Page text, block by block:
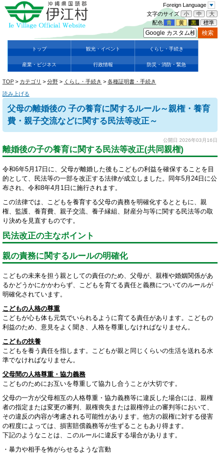
Foreign Language
文字のサイズ
小 中
大
配色 青 黄 黒 標準
トップ 観光・イベント くらし・手続き
産業・ビジネス 行政情報 防災・消防・緊急
TOP > カテゴリ > 分野 > くらし・手続き > 各種証明書・手続き
読み上げる
父母の離婚後の 子の養育に関するルール～親権・養育
費・親子交流などに関する民法等改正～
公開日 2026年03月16日
離婚後の子の養育に関する民法等改正(共同親権)
令和6年5月17日に、父母が離婚した後もこどもの利益を確保することを目
的として、民法等の一部を改正する法律が成立しました。同年5月24日に公
布され、令和8年4月1日に施行されます。
この法律では、こどもを養育する父母の責務を明確化するとともに、親
権、監護、養育費、親子交流、養子縁組、財産分与等に関する民法等の取
り決めを見直すものです。
民法改正の主なポイント
親の責務に関するルールの明確化
こどもの未来を担う親としての責任のため、父母が、親権や婚姻関係があ
るかどうかにかかわらず、こどもを育てる責任と義務についてのルールが
明確化されています。
こどもの人格の尊重
こどもが心も体も元気でいられるように育てる責任があります。こどもの
利益のため、意見をよく聞き、人格を尊重しなければなりません。
こどもの扶養
こどもを養う責任を指します。こどもが親と同じくらいの生活を送れる水
準でなければなりません。
父母間の人格尊重・協力義務
こどものためにお互いを尊重して協力し合うことが大切です。
父母の一方が父母相互の人格尊重・協力義務等に違反した場合には、親権
者の指定または変更の審判、親権喪失または親権停止の審判等において、
その違反の内容が考慮される可能性があります。他方の親権に対する侵害
の程度によっては、損害賠償義務等が生ずることもあり得ます。
下記のようなことは、このルールに違反する場合があります。
・暴力や相手を怖がらせるような言動